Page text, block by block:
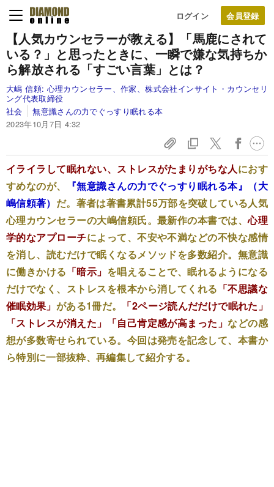
ログイン
【人気カウンセラーが教える】「馬鹿にされて
いる？」と思ったときに、一瞬で嫌な気持ちか
ら解放される「すごい言葉」とは？
大嶋 信頼: 心理カウンセラー、作家、株式会社インサイト・カウンセリ
ング代表取締役
社会
無意識さんの力でぐっすり眠れる本
2023年10月7日 4:32
イライラして眠れない、ストレスがたまりがちな人におす
すめなのが、
『無意識さんの力でぐっすり眠れる本』（大
嶋信頼著） だ。著者は著書累計55万部を突破している人気
心理カウンセラーの大嶋信頼氏。最新作の本書では、心理
学的なアプローチによって、不安や不満などの不快な感情
を消し、読むだけで眠くなるメソッドを多数紹介。無意識
に働きかける 「暗示」 を唱えることで、眠れるようになる
だけでなく、ストレスを根本から消してくれる 「不思議な
催眠効果」 がある1冊だ。
「2ページ読んだだけで眠れた」
「ストレスが消えた」「自己肯定感が高まった」などの感
想が多数寄せられている。今回は発売を記念して、本書か
ら特別に一部抜粋、再編集して紹介する。